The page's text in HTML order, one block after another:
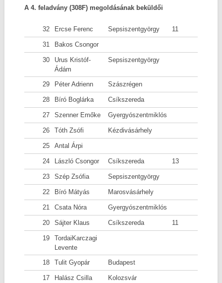
A 4. feladvány (308F) megoldásának beküldői
32 Ercse Ferenc Sepsiszentgyörgy 11
31 Bakos Csongor
30
Urus Kristóf-
Ádám
Sepsiszentgyörgy
29 Péter Adrienn Szászrégen
28 Bíró Boglárka Csíkszereda
27 Szenner Emőke Gyergyószentmiklós
26 Tóth Zsófi Kézdivásárhely
25 Antal Árpi
24 László Csongor Csíkszereda 13
23 Szép Zsófia Sepsiszentgyörgy
22 Bíró Mátyás Marosvásárhely
21 Csata Nóra Gyergyószentmiklós
20 Sájter Klaus Csíkszereda 11
19
TordaiKarczagi
Levente
18
Tulit Gyopár Budapest
17 Halász Csilla Kolozsvár